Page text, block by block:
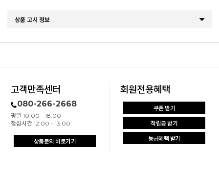
상품 고시 정보
고객만족센터
080-266-2668
평일 10:00 - 18:00
점심시간 12:00 - 13:00
상품문의 바로가기
회원전용혜택
쿠폰 받기
적립금 받기
등급혜택 받기